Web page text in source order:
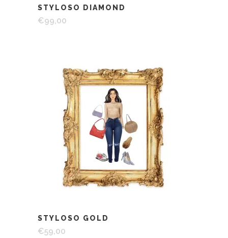
STYLOSO DIAMOND
€99,00
STYLOSO GOLD
€59,00